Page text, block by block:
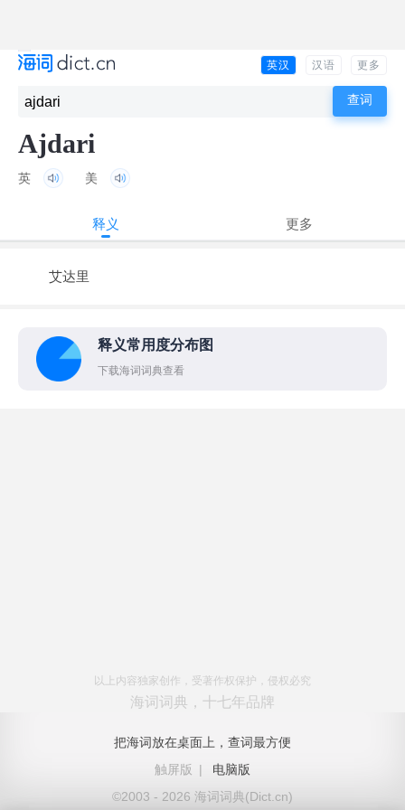
英汉 汉语 更多
Ajdari
英 美
释义 更多
艾达里
释义常用度分布图
下载海词词典查看
以上内容独家创作，受著作权保护，侵权必究
海词词典，十七年品牌
把海词放在桌面上，查词最方便
触屏版
|
电脑版
©2003 - 2026 海词词典(Dict.cn)